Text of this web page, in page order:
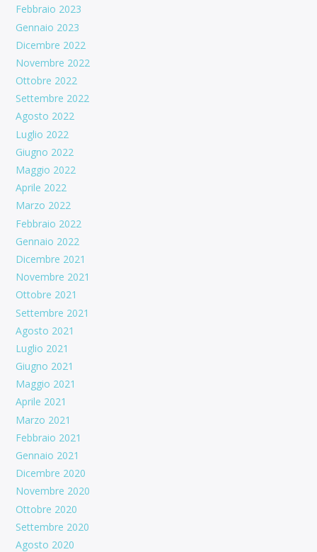
Febbraio 2023
Gennaio 2023
Dicembre 2022
Novembre 2022
Ottobre 2022
Settembre 2022
Agosto 2022
Luglio 2022
Giugno 2022
Maggio 2022
Aprile 2022
Marzo 2022
Febbraio 2022
Gennaio 2022
Dicembre 2021
Novembre 2021
Ottobre 2021
Settembre 2021
Agosto 2021
Luglio 2021
Giugno 2021
Maggio 2021
Aprile 2021
Marzo 2021
Febbraio 2021
Gennaio 2021
Dicembre 2020
Novembre 2020
Ottobre 2020
Settembre 2020
Agosto 2020